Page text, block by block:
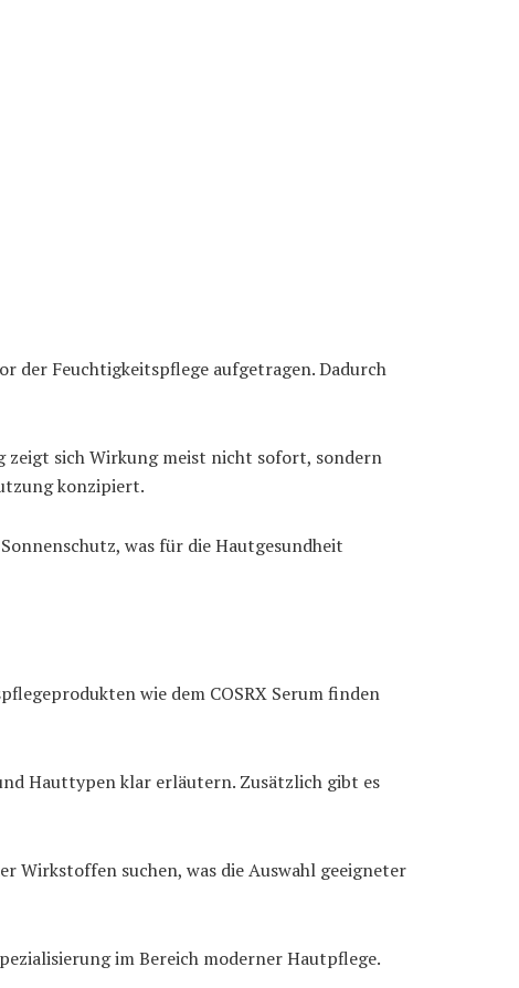
der Feuchtigkeitspflege aufgetragen. Dadurch
zeigt sich Wirkung meist nicht sofort, sondern
konzipiert.
was für die Hautgesundheit
wie dem COSRX Serum finden
Hauttypen klar erläutern. Zusätzlich gibt es
Wirkstoffen suchen, was die Auswahl geeigneter
im Bereich moderner Hautpflege.